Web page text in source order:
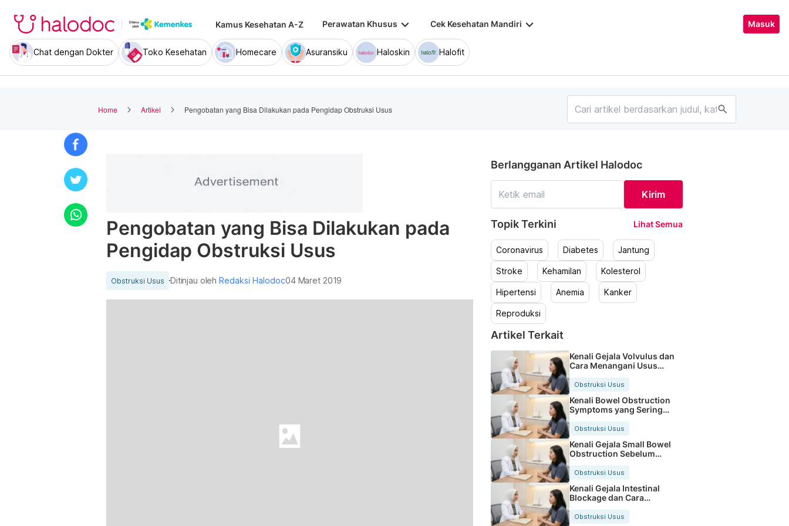
Kamus Kesehatan A-Z Perawatan Khusus keyboard_arrow_down Cek Kesehatan Mandiri keyboard_arrow_down Masuk
Chat dengan Dokter Toko Kesehatan Homecare Asuransiku Haloskin Halofit
Home Artikel Pengobatan yang Bisa Dilakukan pada Pengidap Obstruksi Usus search
Pengobatan yang Bisa Dilakukan pada
Pengidap Obstruksi Usus
Obstruksi Usus Ditinjau olehRedaksi Halodoc04 Maret 2019
Berlangganan Artikel Halodoc
Kirim
Topik Terkini Lihat Semua
Coronavirus Diabetes Jantung
Stroke Kehamilan Kolesterol
Hipertensi Anemia Kanker
Reproduksi
Artikel Terkait
Kenali Gejala Volvulus dan
Cara Menangani Usus
Obstruksi Usus
Kenali Bowel Obstruction
Symptoms yang Sering
Obstruksi Usus
Kenali Gejala Small Bowel
Obstruction Sebelum
Obstruksi Usus
Kenali Gejala Intestinal
Blockage dan Cara
Obstruksi Usus